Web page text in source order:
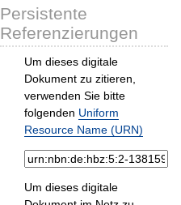
Persistente
Referenzierungen
Um dieses digitale
Dokument zu zitieren,
verwenden Sie bitte
folgenden Uniform
Resource Name (URN)
Um dieses digitale